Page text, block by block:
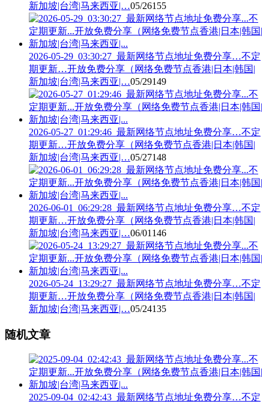
新加坡|台湾|马来西亚|…05/26155
2026-05-29_03:30:27_最新网络节点地址免费分享…不定
期更新…开放免费分享（网络免费节点香港|日本|韩国|
新加坡|台湾|马来西亚|…05/29149
2026-05-27_01:29:46_最新网络节点地址免费分享…不定
期更新…开放免费分享（网络免费节点香港|日本|韩国|
新加坡|台湾|马来西亚|…05/27148
2026-06-01_06:29:28_最新网络节点地址免费分享…不定
期更新…开放免费分享（网络免费节点香港|日本|韩国|
新加坡|台湾|马来西亚|…06/01 146
2026-05-24_13:29:27_最新网络节点地址免费分享…不定
期更新…开放免费分享（网络免费节点香港|日本|韩国|
新加坡|台湾|马来西亚|…05/24135
随机文章
2025-09-04_02:42:43_最新网络节点地址免费分享…不定